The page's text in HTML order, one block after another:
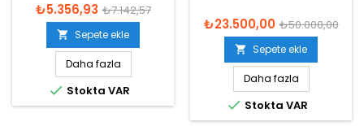
₺5.356,93 ₺7.142,57
 Sepete ekle
Daha fazla
 Stokta VAR
₺23.500,00 ₺50.000,00
 Sepete ekle
Daha fazla
 Stokta VAR